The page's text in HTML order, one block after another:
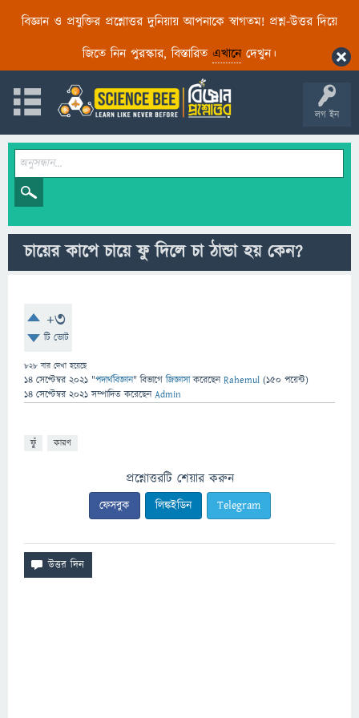
বিজ্ঞান ও প্রযুক্তির প্রশ্নোত্তর দুনিয়ায় আপনাকে স্বাগতম! প্রশ্ন-উত্তর দিয়ে
জিতে নিন পুরস্কার, বিস্তারিত এখানেদেখুন।
লগ ইন
চায়ের কাপে চায়ে ফু দিলে চা ঠান্ডা হয় কেন?
+3
টি ভোট
828 বার দেখা হয়েছে
14 সেপ্টেম্বর 2021 "পদার্থবিজ্ঞান" বিভাগে জিজ্ঞাসাকরেছেনRahemul (150 পয়েন্ট)
14 সেপ্টেম্বর 2021 সম্পাদিত করেছেনAdmin
ফুঁ কারণ
প্রশ্নোত্তরটি শেয়ার করুন
ফেসবুক লিঙ্কইডিন Telegram